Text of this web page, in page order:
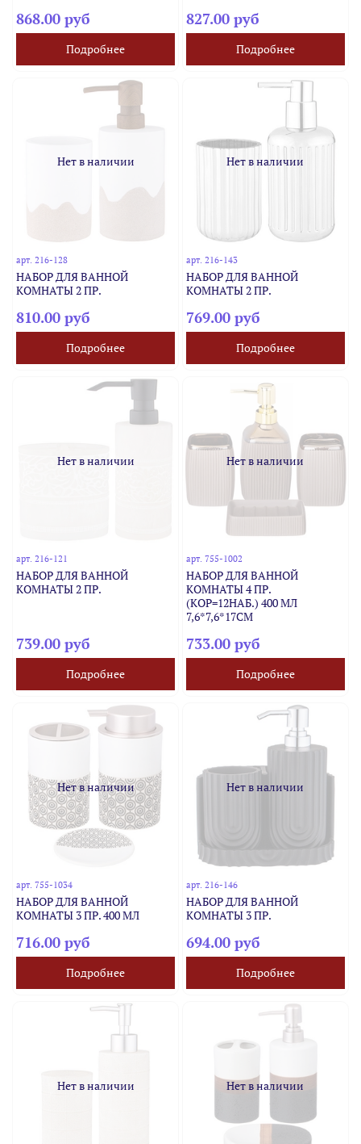
868.00 руб
Подробнее
827.00 руб
Подробнее
Нет в наличии
арт.216-128
НАБОР ДЛЯ ВАННОЙ
КОМНАТЫ 2 ПР.
810.00 руб
Подробнее
Нет в наличии
арт. 216-143
НАБОР ДЛЯ ВАННОЙ
КОМНАТЫ 2 ПР.
769.00 руб
Подробнее
Нет в наличии
арт.216-121
НАБОР ДЛЯ ВАННОЙ
КОМНАТЫ 2 ПР.
739.00 руб
Подробнее
Нет в наличии
арт. 755-1002
НАБОР ДЛЯ ВАННОЙ
КОМНАТЫ 4 ПР.
(КОР=12НАБ.) 400 МЛ
7,6*7,6*17СМ
733.00 руб
Подробнее
Нет в наличии
арт.755-1034
НАБОР ДЛЯ ВАННОЙ
КОМНАТЫ 3 ПР. 400 МЛ
716.00 руб
Подробнее
Нет в наличии
арт. 216-146
НАБОР ДЛЯ ВАННОЙ
КОМНАТЫ 3 ПР.
694.00 руб
Подробнее
Нет в наличии Нет в наличии